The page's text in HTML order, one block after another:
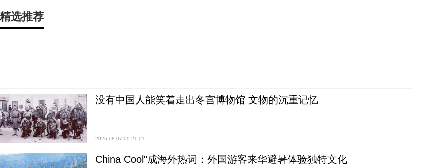
精选推荐
没有中国人能笑着走出冬宫博物馆 文物的沉重记忆
2026-08-07 09:21:01
China Cool"成海外热词：外国游客来华避暑体验独特文化